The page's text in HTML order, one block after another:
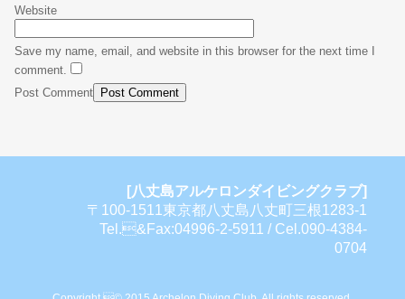
Website
Save my name, email, and website in this browser for the next time I
comment.
Post Comment
[八丈島アルケロンダイビングクラブ]
〒100-1511東京都八丈島八丈町三根1283-1
Tel.&Fax:04996-2-5911 / Cel.090-4384-
0704